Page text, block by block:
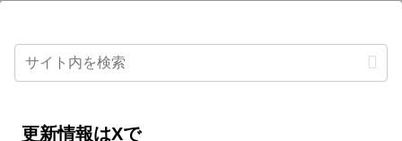
更新情報はXで